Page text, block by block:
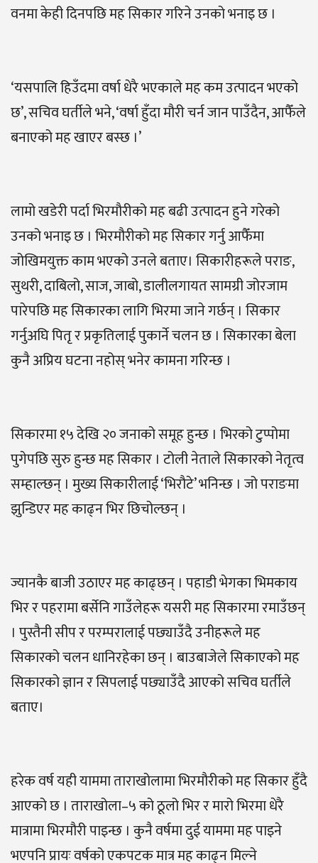
वनमा केही दिनपछि मह सिकार गरिने उनको भनाइ छ ।
‘यसपालि हिउँदमा वर्षा धेरै भएकाले मह कम उत्पादन भएको
छ’, सचिव घर्तीले भने, ‘वर्षा हुँदा मौरी चर्न जान पाउँदैन, आफैँले
बनाएको मह खाएर बस्छ ।’
लामो खडेरी पर्दा भिरमौरीको मह बढी उत्पादन हुने गरेको
उनको भनाइ छ । भिरमौरीको मह सिकार गर्नु आफैँमा
जोखिमयुक्त काम भएको उनले बताए। सिकारीहरूले पराङ,
सुथरी, दाबिलो, साज, जाबो, डालीलगायत सामग्री जोरजाम
पारेपछि मह सिकारका लागि भिरमा जाने गर्छन् । सिकार
गर्नुअघि पितृ र प्रकृतिलाई पुकार्ने चलन छ । सिकारका बेला
कुनै अप्रिय घटना नहोस् भनेर कामना गरिन्छ ।
सिकारमा १५ देखि २० जनाको समूह हुन्छ । भिरको टुप्पोमा
पुगेपछि सुरु हुन्छ मह सिकार । टोली नेताले सिकारको नेतृत्व
सम्हाल्छन् । मुख्य सिकारीलाई ‘भिरौटे’ भनिन्छ । जो पराङमा
झुन्डिएर मह काढ्न भिर छिचोल्छन् ।
ज्यानकै बाजी उठाएर मह काढ्छन् । पहाडी भेगका भिमकाय
भिर र पहरामा बर्सेनि गाउँलेहरू यसरी मह सिकारमा रमाउँछन्
। पुस्तैनी सीप र परम्परालाई पछ्याउँदै उनीहरूले मह
सिकारको चलन धानिरहेका छन् । बाउबाजेले सिकाएको मह
सिकारको ज्ञान र सिपलाई पछ्याउँदै आएको सचिव घर्तीले
बताए।
हरेक वर्ष यही याममा ताराखोलामा भिरमौरीको मह सिकार हुँदै
आएको छ । ताराखोला–५ को ठूलो भिर र मारो भिरमा धेरै
मात्रामा भिरमौरी पाइन्छ । कुनै वर्षमा दुई याममा मह पाइने
भएपनि प्रायः वर्षको एकपटक मात्र मह काढ्न मिल्ने